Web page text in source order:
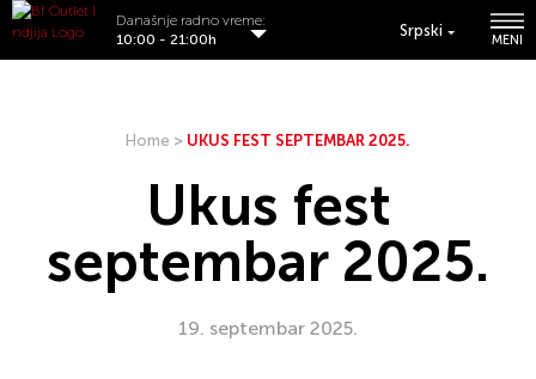
Srpski
MENI
Današnje radno vreme:
10:00 - 21:00h
Home > UKUS FEST SEPTEMBAR 2025.
Ukus fest
septembar 2025.
19. septembar 2025.